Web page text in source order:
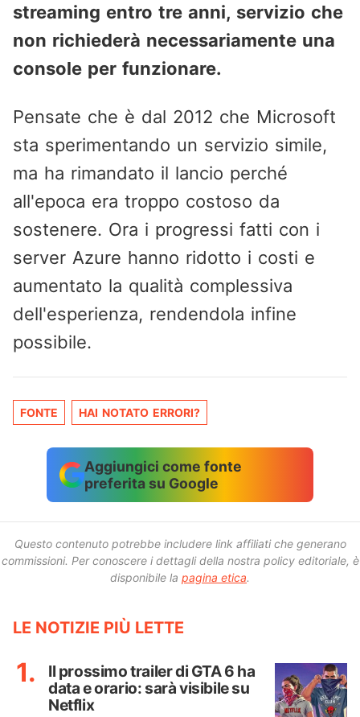
streaming entro tre anni, servizio che
non richiederà necessariamente una
console per funzionare.
Pensate che è dal 2012 che Microsoft
sta sperimentando un servizio simile,
ma ha rimandato il lancio perché
all'epoca era troppo costoso da
sostenere. Ora i progressi fatti con i
server Azure hanno ridotto i costi e
aumentato la qualità complessiva
dell'esperienza, rendendola infine
possibile.
FONTE HAI NOTATO ERRORI?
Aggiungici come fonte
preferita su Google
Questo contenuto potrebbe includere link affiliati che generano
commissioni. Per conoscere i dettagli della nostra policy editoriale, è
disponibile la pagina etica.
LE NOTIZIE PIÙ LETTE
Il prossimo trailer di GTA 6 ha
data e orario: sarà visibile su
Netflix